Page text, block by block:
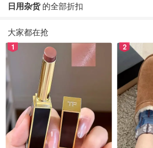
日用杂货的全部折扣
大家都在抢
1 2